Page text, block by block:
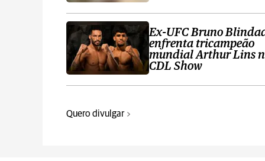
Ex-UFC Bruno
enfrenta tricampeão
mundial Arthur Lins
CDL Show
Quero divulgar